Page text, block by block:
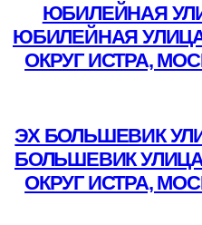
ЮБИЛЕЙНАЯ
ЮБИЛЕЙНАЯ
ОКРУГ ИСТРА,
ЭХ БОЛЬШЕВИК
БОЛЬШЕВИК
ОКРУГ ИСТРА,